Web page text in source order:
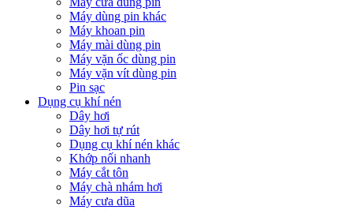
Máy dùng pin khác
Máy khoan pin
Máy mài dùng pin
Máy vặn ốc dùng pin
Máy vặn vít dùng pin
Pin sạc
Dụng cụ khí nén
Dây hơi
Dây hơi tự rút
Dụng cụ khí nén khác
Khớp nối nhanh
Máy cắt tôn
Máy chà nhám hơi
Máy cưa dũa